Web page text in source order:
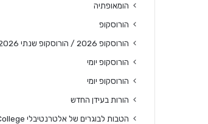
הומאופתיה
הורוסקופ
הורוסקופ 2026 / הורוסקופ שנתי 2026
הורוסקופ יומי
הורוסקופ יומי
הורות בעידן החדש
הטבות לבוגרים של אלטרנטיבלי College